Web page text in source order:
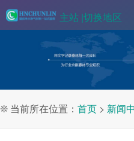
主站 |切换地区
❊ 当前所在位置： 首页 > 新闻